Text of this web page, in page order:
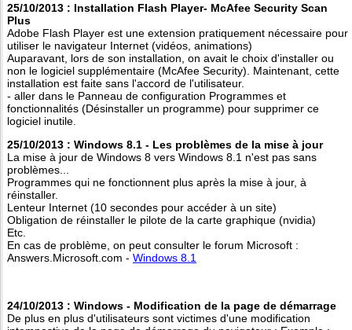
25/10/2013 : Installation Flash Player- McAfee Security Scan
Plus
Adobe Flash Player est une extension pratiquement nécessaire pour
utiliser le navigateur Internet (vidéos, animations)
Auparavant, lors de son installation, on avait le choix d'installer ou
non le logiciel supplémentaire (McAfee Security). Maintenant, cette
installation est faite sans l'accord de l'utilisateur.
- aller dans le Panneau de configuration Programmes et
fonctionnalités (Désinstaller un programme) pour supprimer ce
logiciel inutile.
25/10/2013 : Windows 8.1 - Les problèmes de la mise à jour
La mise à jour de Windows 8 vers Windows 8.1 n'est pas sans
problèmes...
Programmes qui ne fonctionnent plus après la mise à jour, à
réinstaller.
Lenteur Internet (10 secondes pour accéder à un site)
Obligation de réinstaller le pilote de la carte graphique (nvidia)
Etc.
En cas de problème, on peut consulter le forum Microsoft :
Answers.Microsoft.com - Windows 8.1
24/10/2013 : Windows - Modification de la page de démarrage
De plus en plus d'utilisateurs sont victimes d'une modification